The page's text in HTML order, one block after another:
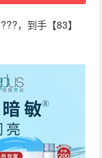
，到手【83】